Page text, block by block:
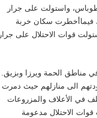
طوباس، واستولت على جرار
فيماأخطرت سكان خربة
قوات الاحتلال على جرار
في مناطق الحمة ويرزا وبزيق.
الى منازلهم حيث دمرت
في الأعلاف والمزروعات
الاحتلال مدعومة